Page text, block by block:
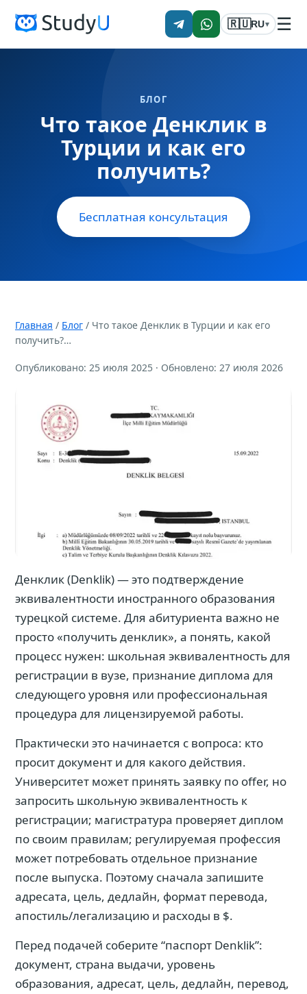
🇷🇺RU▾ ☰
БЛОГ
Что такое Денклик в
Турции и как его
получить?
Бесплатная консультация
Главная / Блог / Что такое Денклик в Турции и как его
получить?…
Опубликовано: 25 июля 2025 · Обновлено: 27 июля 2026
Денклик (Denklik) — это подтверждение
эквивалентности иностранного образования
турецкой системе. Для абитуриента важно не
просто «получить денклик», а понять, какой
процесс нужен: школьная эквивалентность для
регистрации в вузе, признание диплома для
следующего уровня или профессиональная
процедура для лицензируемой работы.
Практически это начинается с вопроса: кто
просит документ и для какого действия.
Университет может принять заявку по offer, но
запросить школьную эквивалентность к
регистрации; магистратура проверяет диплом
по своим правилам; регулируемая профессия
может потребовать отдельное признание
после выпуска. Поэтому сначала запишите
адресата, цель, дедлайн, формат перевода,
апостиль/легализацию и расходы в $.
Перед подачей соберите “паспорт Denklik”:
документ, страна выдачи, уровень
образования, адресат, цель, дедлайн, перевод,